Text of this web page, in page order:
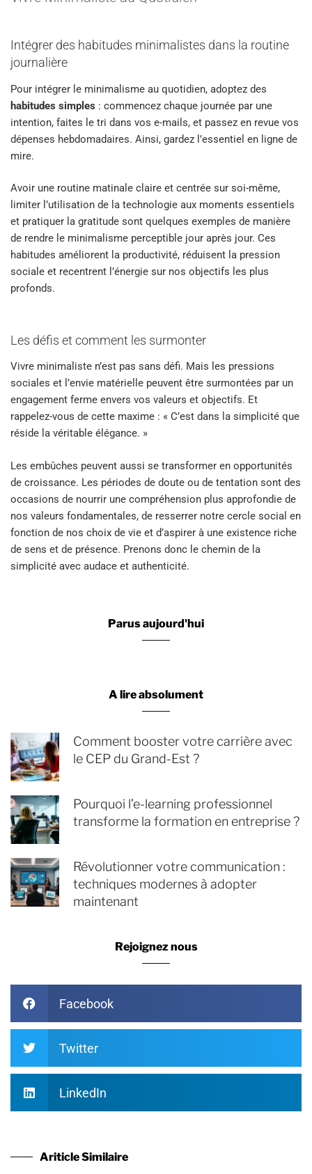
Intégrer des habitudes minimalistes dans la routine
journalière
Pour intégrer le minimalisme au quotidien, adoptez des
habitudes simples : commencez chaque journée par une
intention, faites le tri dans vos e-mails, et passez en revue vos
dépenses hebdomadaires. Ainsi, gardez l’essentiel en ligne de
mire.
Avoir une routine matinale claire et centrée sur soi-même,
limiter l’utilisation de la technologie aux moments essentiels
et pratiquer la gratitude sont quelques exemples de manière
de rendre le minimalisme perceptible jour après jour. Ces
habitudes améliorent la productivité, réduisent la pression
sociale et recentrent l’énergie sur nos objectifs les plus
profonds.
Les défis et comment les surmonter
Vivre minimaliste n’est pas sans défi. Mais les pressions
sociales et l’envie matérielle peuvent être surmontées par un
engagement ferme envers vos valeurs et objectifs. Et
rappelez-vous de cette maxime : « C’est dans la simplicité que
réside la véritable élégance. »
Les embûches peuvent aussi se transformer en opportunités
de croissance. Les périodes de doute ou de tentation sont des
occasions de nourrir une compréhension plus approfondie de
nos valeurs fondamentales, de resserrer notre cercle social en
fonction de nos choix de vie et d’aspirer à une existence riche
de sens et de présence. Prenons donc le chemin de la
simplicité avec audace et authenticité.
Parus aujourd'hui
A lire absolument
Comment booster votre carrière avec
le CEP du Grand-Est ?
Pourquoi l’e-learning professionnel
transforme la formation en entreprise ?
Révolutionner votre communication :
techniques modernes à adopter
maintenant
Rejoignez nous
Facebook
Twitter
LinkedIn
Ariticle Similaire